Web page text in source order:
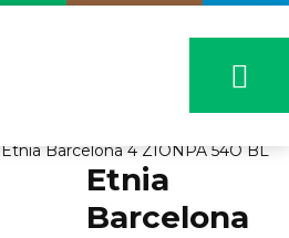
Etnia Barcelona 4 ZIONPA 54O BL
Etnia
Barcelona